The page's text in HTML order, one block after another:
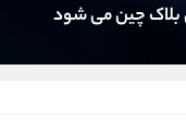
بلاک چین می شود